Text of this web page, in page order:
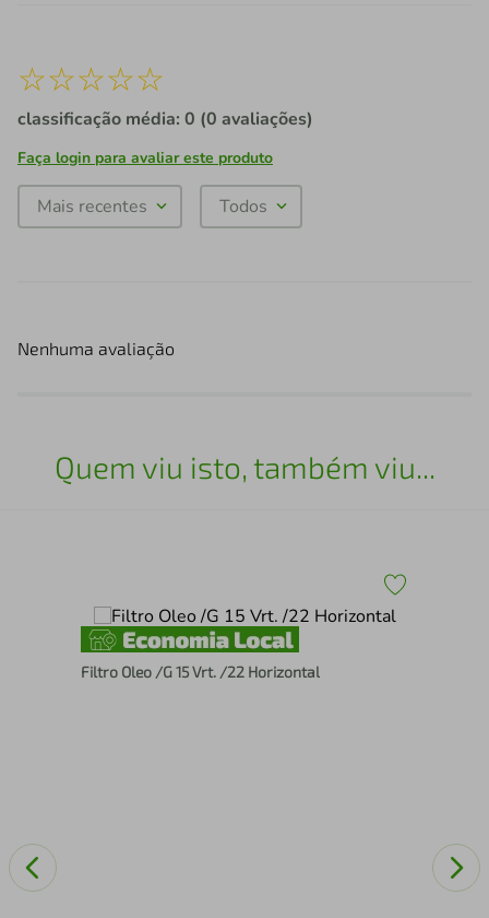
☆☆☆☆☆
classificação média: 0 (0 avaliações)
Faça login para avaliar este produto
Mais recentes Todos
Nenhuma avaliação
Quem viu isto, também viu...
Filtro Oleo /G 15 Vrt. /22 Horizontal